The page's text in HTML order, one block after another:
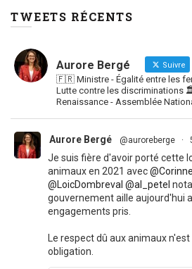
TWEETS RÉCENTS
Aurore Bergé Suivre
🇫🇷 Ministre - Égalité entre les
Lutte contre les discriminations
Renaissance - Assemblée
Aurore Bergé @auroreberge ·
Je suis fière d'avoir porté cette
animaux en 2021 avec
@LoicDombreval @al_petel
gouvernement aille aujourd'hui
engagements pris.
Le respect dû aux animaux
obligation.